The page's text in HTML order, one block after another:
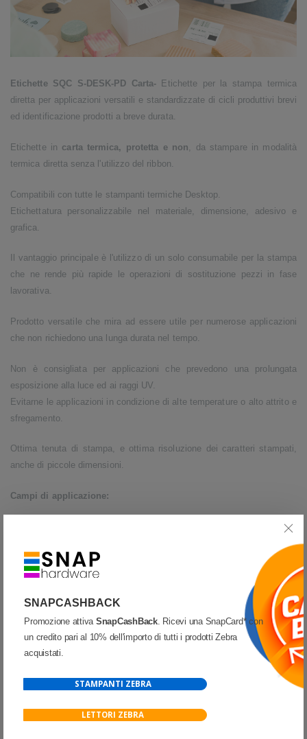
SNAPCASHBACK
Promozione attiva SnapCashBack. Ricevi una SnapCard* con
un credito pari al 10% dell'importo di tutti i prodotti Zebra
acquistati.
STAMPANTI ZEBRA
LETTORI ZEBRA
Etichette SQC S-DESK-PD Carta- Etichette per la stampa termica
diretta per applicazioni versatili e standardizzate di cicli produttivi brevi
ed identificazione prodotti a breve durata.
Etichette in carta termica, protetta e non, da stampare in modalità
termica diretta senza l'utilizzo del ribbon.
Compatibili con tutte le stampanti termiche Desktop.
Etichettatura personalizzabile nel materiale, dimensione, adesivo e
grafica.
Il vantaggio principale è l'utilizzo di un solo consumabile per la stampa
che ne rende più rapide le operazioni di sostituzione pezzi in fase
lavorativa.
Prodotto versatile che mira ad essere utile per numerose applicazioni
che non richiedono una lunga durata nel tempo.
Non è consigliata per applicazioni che prevedono una prolungata
esposizione alla luce ed ai raggi UV.
Evitarne le applicazioni in condizione di alte temperature o alto attrito e
sfregamento.
Ottima tenuta di stampa, e ottima risoluzione dei caratteri stampati,
anche di piccole dimensioni.
Campi di applicazione:
Centri analisi
Spedizioni
Magazzino e logistica
Abbigliamento
Cosmetica